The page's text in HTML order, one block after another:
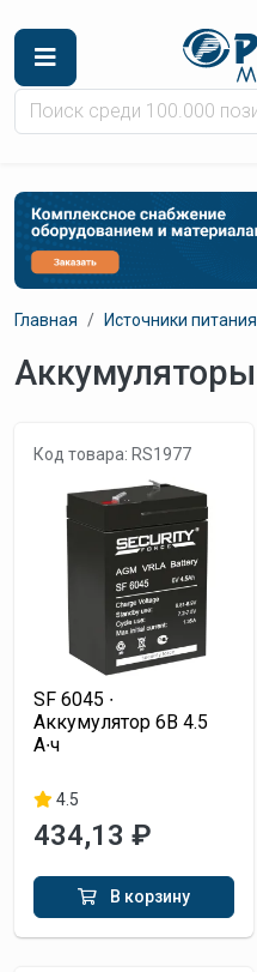
Главная Источники питания
Аккумуляторы
Код товара: RS1977
SF 6045 ∙
Аккумулятор 6В 4.5
А∙ч
4.5
434,13 ₽
В корзину